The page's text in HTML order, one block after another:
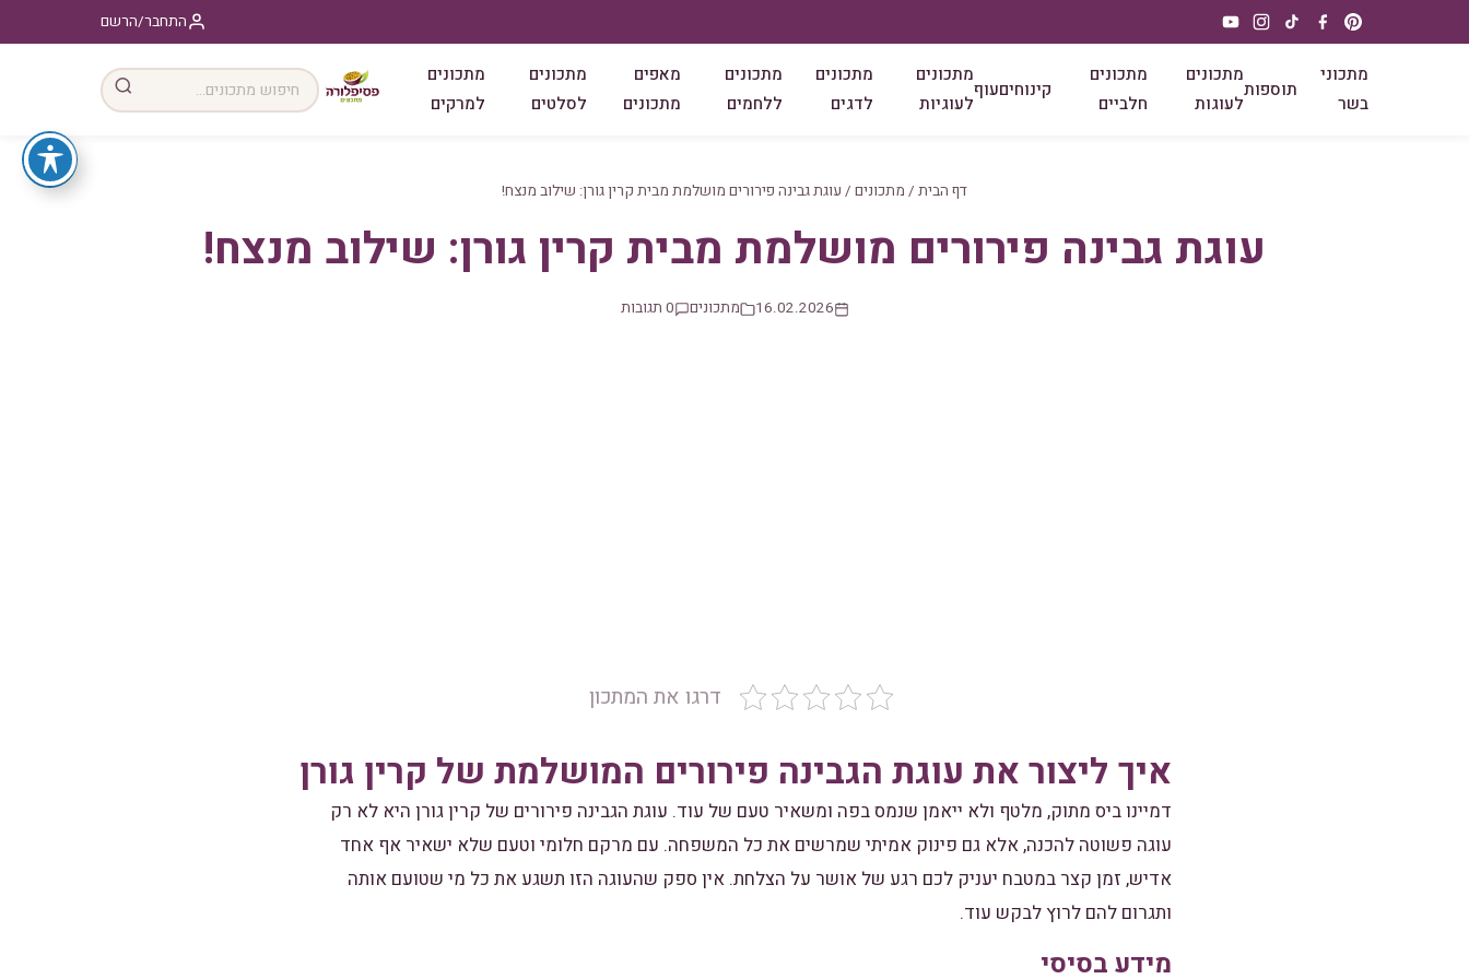
התחבר/הרשם
מתכוני
בשר
תוספות
מתכונים
לעוגות
מתכונים
חלביים
קינוחיםעוף
מתכונים
לעוגיות
מתכונים
לדגים
מתכונים
ללחמים
מאפים
מתכונים
מתכונים
לסלטים
מתכונים
למרקים
דף הבית / מתכונים / עוגת גבינה פירורים מושלמת מבית קרין גורן: שילוב מנצח!
עוגת גבינה פירורים מושלמת מבית קרין גורן: שילוב מנצח!
16.02.2026 מתכונים 0 תגובות
דרגו את המתכון
איך ליצור את עוגת הגבינה פירורים המושלמת של קרין גורן
דמיינו ביס מתוק, מלטף ולא ייאמן שנמס בפה ומשאיר טעם של עוד. עוגת הגבינה פירורים של קרין גורן היא לא רק
עוגה פשוטה להכנה, אלא גם פינוק אמיתי שמרשים את כל המשפחה. עם מרקם חלומי וטעם שלא ישאיר אף אחד
אדיש, זמן קצר במטבח יעניק לכם רגע של אושר על הצלחת. אין ספק שהעוגה הזו תשגע את כל מי שטועם אותה
ותגרום להם לרוץ לבקש עוד.
מידע בסיסי